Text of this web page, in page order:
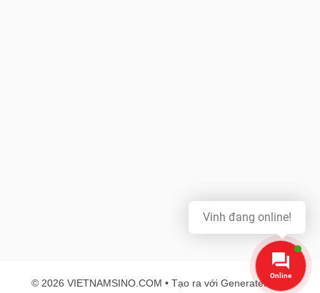
© 2026 VIETNAMSINO.COM • Tạo ra với GeneratePress
Online
Vinh đang online!